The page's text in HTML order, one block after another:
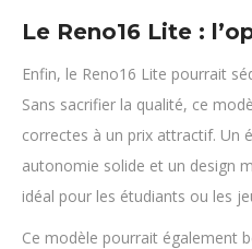
Le Reno16 Lite :
Enfin, le Reno16 Lite pourrait
Sans sacrifier la qualité, ce
correctes à un prix attractif. Un
autonomie solide et un design
idéal pour les étudiants ou les
Ce modèle pourrait également